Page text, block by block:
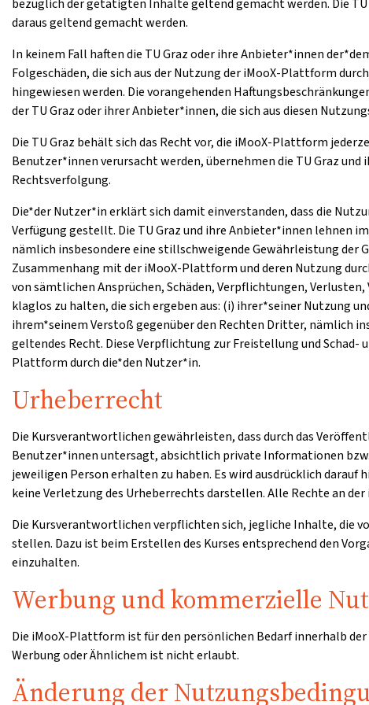
bezüglich der getätigten Inhalte geltend gemacht werden. Die
daraus geltend gemacht werden.
In keinem Fall haften die TU Graz oder ihre Anbieter*innen
Folgeschäden, die sich aus der Nutzung der iMooX-Plattform
hingewiesen werden. Die vorangehenden
der TU Graz oder ihrer Anbieter*innen, die sich aus diesen
Die TU Graz behält sich das Recht vor, die iMooX-Plattform
Benutzer*innen verursacht werden, übernehmen die TU Graz
Rechtsverfolgung.
Die*der Nutzer*in erklärt sich damit einverstanden, dass die
Verfügung gestellt. Die TU Graz und ihre Anbieter*innen lehnen
nämlich insbesondere eine stillschweigende Gewährleistung
Zusammenhang mit der iMooX-Plattform und deren Nutzung
von sämtlichen Ansprüchen, Schäden, Verpflichtungen,
klaglos zu halten, die sich ergeben aus: (i) ihrer*seiner Nutzung
ihrem*seinem Verstoß gegenüber den Rechten Dritter, nämlich
geltendes Recht. Diese Verpflichtung zur Freistellung und
Plattform durch die*den Nutzer*in.
Urheberrecht
Die Kursverantwortlichen gewährleisten, dass durch das
Benutzer*innen untersagt, absichtlich private Informationen
jeweiligen Person erhalten zu haben. Es wird ausdrücklich
keine Verletzung des Urheberrechts darstellen. Alle Rechte an
Die Kursverantwortlichen verpflichten sich, jegliche Inhalte, die
stellen. Dazu ist beim Erstellen des Kurses entsprechend den
einzuhalten.
Werbung und kommerzielle
Die iMooX-Plattform ist für den persönlichen Bedarf innerhalb
Werbung oder Ähnlichem ist nicht erlaubt.
Änderung der